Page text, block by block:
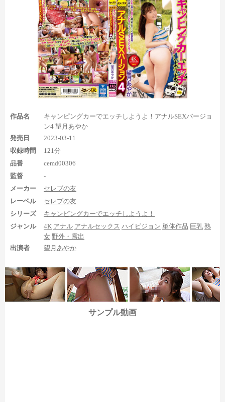
その後は椅子の上に四つん這いになった体勢の足裏も登場。特
に1:18:19のオモチャ責めシーンでは、足指を反らした左足の足裏
から始まり、両足の足指グー足裏も含めて25秒くらい四つん這い
ですね！
ちなみに4シーン目のカーセックスシーンは、正常位とセック
作品名
キャンピングカーでエッチしようよ！アナルSEXバージョ
ン4 望月あやか
発売日
2023-03-11
収録時間
121分
品番
cemd00306
監督
-
メーカー
セレブの友
レーベル
セレブの友
シリーズ
キャンピングカーでエッチしようよ！
ジャンル
4K アナル アナルセックス ハイビジョン 単体作品 巨乳 熟
女 野外・露出
出演者
望月あやか
サンプル動画